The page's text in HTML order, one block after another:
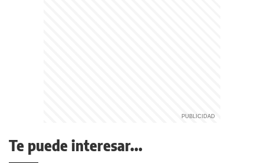
Te puede interesar...